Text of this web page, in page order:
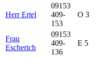
Herr Ertel
09153
409-
153
O 3
Frau
Escherich
09153
409-
136
E 5